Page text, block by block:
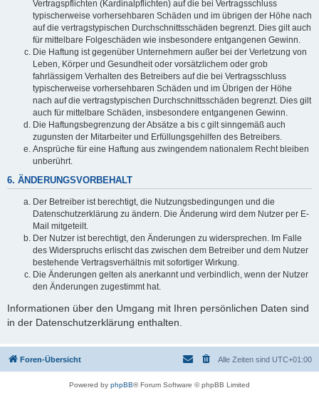
Vertragspflichten (Kardinalpflichten) auf die bei Vertragsschluss
typischerweise vorhersehbaren Schäden und im übrigen der Höhe nach
auf die vertragstypischen Durchschnittsschäden begrenzt. Dies gilt auch
für mittelbare Folgeschäden wie insbesondere entgangenen Gewinn.
Die Haftung ist gegenüber Unternehmern außer bei der Verletzung von
Leben, Körper und Gesundheit oder vorsätzlichem oder grob
fahrlässigem Verhalten des Betreibers auf die bei Vertragsschluss
typischerweise vorhersehbaren Schäden und im Übrigen der Höhe
nach auf die vertragstypischen Durchschnittsschäden begrenzt. Dies gilt
auch für mittelbare Schäden, insbesondere entgangenen Gewinn.
Die Haftungsbegrenzung der Absätze a bis c gilt sinngemäß auch
zugunsten der Mitarbeiter und Erfüllungsgehilfen des Betreibers.
Ansprüche für eine Haftung aus zwingendem nationalem Recht bleiben
unberührt.
6. ÄNDERUNGSVORBEHALT
Der Betreiber ist berechtigt, die Nutzungsbedingungen und die
Datenschutzerklärung zu ändern. Die Änderung wird dem Nutzer per E-
Mail mitgeteilt.
Der Nutzer ist berechtigt, den Änderungen zu widersprechen. Im Falle
des Widerspruchs erlischt das zwischen dem Betreiber und dem Nutzer
bestehende Vertragsverhältnis mit sofortiger Wirkung.
Die Änderungen gelten als anerkannt und verbindlich, wenn der Nutzer
den Änderungen zugestimmt hat.
Informationen über den Umgang mit Ihren persönlichen Daten sind
in der Datenschutzerklärung enthalten.
Foren-Übersicht Alle Zeiten sind UTC+01:00
Powered by phpBB® Forum Software © phpBB Limited